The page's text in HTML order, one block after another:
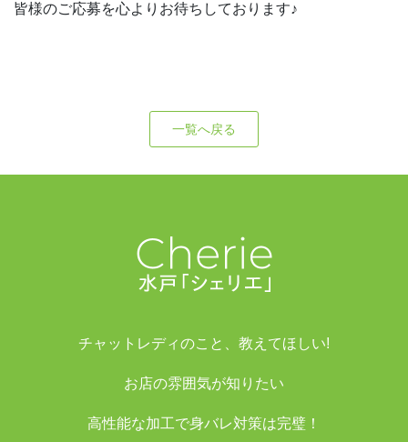
皆様のご応募を心よりお待ちしております♪
一覧へ戻る
チャットレディのこと、教えてほしい!
お店の雰囲気が知りたい
高性能な加工で身バレ対策は完璧！